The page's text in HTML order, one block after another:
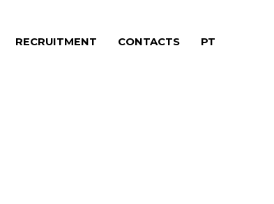
(CURRENT)
RECRUITMENT (CURRENT)
CONTACTS (CURRENT)
PT